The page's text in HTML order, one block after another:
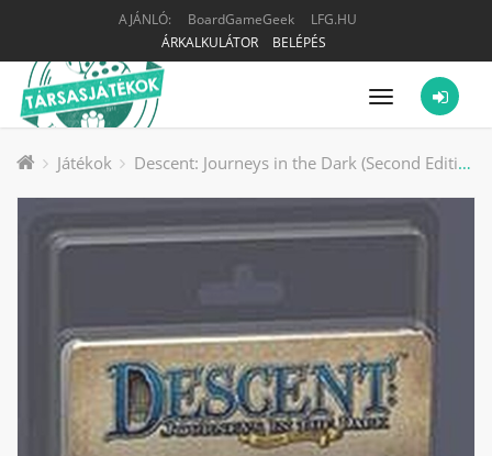
AJÁNLÓ: BoardGameGeek
LFG.HU
ÁRKALKULÁTOR
BELÉPÉS
Menü
Játékok Descent: Journeys in the Dark (Second Edition) – Alric Farrow Lieutenant Pack társasjáték kiegészítő